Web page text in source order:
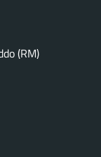
(RM)